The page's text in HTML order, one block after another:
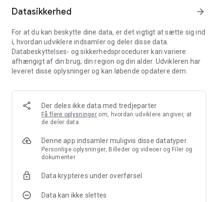
adgang til et stort varekartotek fra over 70 grossister
• Let håndtering af billeder og dokumentation på de enkelte
sager
• Nemt at kunne indtale noter direkte på arbejdssedlen
• Digitale kvalitetssikringsdokumenter
virksomhed reelt tjener penge. Derudover giver Minuba
overblik over dækningsbidraget på de enkelte sager, så du
hurtigt kan se, hvilke sager det er din virksomhed tjener
penge på!
Det giver dig mulighed for at vækste din virksomhed med
fakta og ikke kun talent, fornuft og mavefornemmelser!
Datasikkerhed arrow_forward
For at du kan beskytte dine data, er det vigtigt at sætte sig ind
i, hvordan udviklere indsamler og deler disse data.
Databeskyttelses- og sikkerhedsprocedurer kan variere
afhængigt af din brug, din region og din alder. Udvikleren har
leveret disse oplysninger og kan løbende opdatere dem.
Der deles ikke data med tredjeparter
Få flere oplysninger om, hvordan udviklere angiver, at
de deler data
Denne app indsamler muligvis disse datatyper
Personlige oplysninger, Billeder og videoer og Filer og
dokumenter
Data krypteres under overførsel
Data kan ikke slettes